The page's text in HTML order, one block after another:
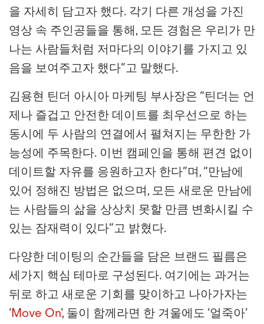
을 자세히 담고자 했다. 각기 다른 개성을 가진
영상 속 주인공들을 통해, 모든 경험은 우리가 만
나는 사람들처럼 저마다의 이야기를 가지고 있
음을 보여주고자 했다”고 말했다.
김용현 틴더 아시아 마케팅 부사장은 “틴더는 언
제나 즐겁고 안전한 데이트를 최우선으로 하는
동시에 두 사람의 연결에서 펼쳐지는 무한한 가
능성에 주목한다. 이번 캠페인을 통해 편견 없이
데이트할 자유를 응원하고자 한다”며, “만남에
있어 정해진 방법은 없으며, 모든 새로운 만남에
는 사람들의 삶을 상상치 못할 만큼 변화시킬 수
있는 잠재력이 있다”고 밝혔다.
다양한 데이팅의 순간들을 담은 브랜드 필름은
세가지 핵심 테마로 구성된다. 여기에는 과거는
뒤로 하고 새로운 기회를 맞이하고 나아가자는
‘Move On’, 둘이 함께라면 한 겨울에도 ‘얼죽아’